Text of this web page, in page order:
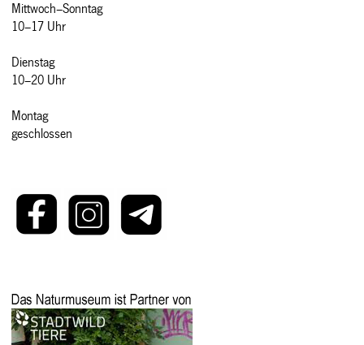
Mittwoch–Sonntag
10–17 Uhr
Dienstag
10–20 Uhr
Montag
geschlossen